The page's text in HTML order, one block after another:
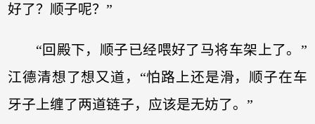
好了？顺子呢？”
“回殿下，顺子已经喂好了马将车架上了。”
江德清想了想又道，“怕路上还是滑，顺子在车
牙子上缠了两道链子，应该是无妨了。”